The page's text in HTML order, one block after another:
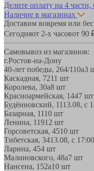
Делите оплату на 4 части,
Наличие в магазинах
Доставим вовремя или
Сегодняот 2-х часовот 90
Самовывоз из магазинов:
г.Ростов-на-Дону
40-лет победы, 264/110а3
Каскадная, 7211 шт
Королева, 30а8 шт
Красноармейская, 1447 шт
Будённовский, 1113.08, с
Базарная, 1110 шт
Ленина, 11912 шт
Горсоветская, 4510 шт
Тибетская, 3413.08, с
Ларина, 454 шт
Малиновского, 48а7 шт
Нансена, 152а10 шт